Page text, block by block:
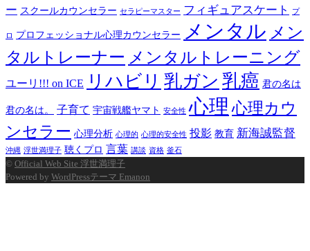
ー スクールカウンセラー セラピーマスター フィギュアスケート プ
ロ プロフェッショナル心理カウンセラー メンタル メン
タルトレーナー メンタルトレーニング
ユーリ!!! on ICE リハビリ 乳ガン 乳癌 君の名は
君の名は。 子育て 宇宙戦艦ヤマト 安全性 心理 心理カウ
ンセラー 心理分析 心理的 心理的安全性 投影 教育 新海誠監督
沖縄 浮世満理子 聴くプロ 言葉 講談 資格 釜石
© Official Web Site 浮世満理子
Powered by WordPressテーマ Emanon